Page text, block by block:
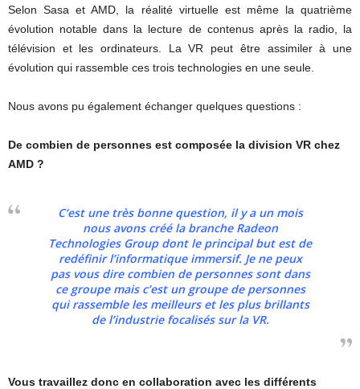
Selon Sasa et AMD, la réalité virtuelle est même la quatrième
évolution notable dans la lecture de contenus après la radio, la
télévision et les ordinateurs. La VR peut être assimiler à une
évolution qui rassemble ces trois technologies en une seule.
Nous avons pu également échanger quelques questions :
De combien de personnes est composée la division VR chez
AMD ?
C‘est une très bonne question, il y a un mois
nous avons créé la branche Radeon
Technologies Group dont le principal but est de
redéfinir l’informatique immersif. Je ne peux
pas vous dire combien de personnes sont dans
ce groupe mais c’est un groupe de personnes
qui rassemble les meilleurs et les plus brillants
de l’industrie focalisés sur la VR.
Vous travaillez donc en collaboration avec les différents